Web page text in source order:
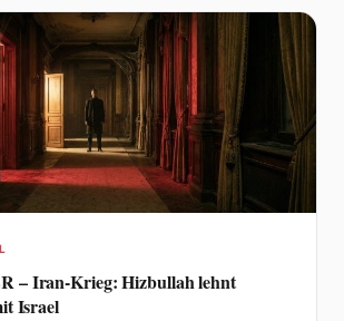
– Iran-Krieg: Hizbullah lehnt
Israel